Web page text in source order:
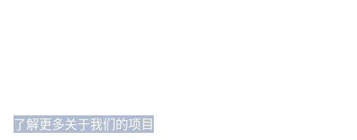
了解更多关于我们的项目